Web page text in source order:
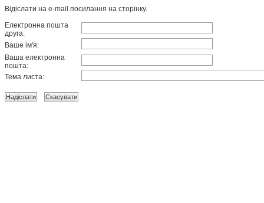
Відіслати на e-mail посилання на сторінку.
Електронна пошта
друга:
Ваше ім'я:
Ваша електронна
пошта:
Тема листа: